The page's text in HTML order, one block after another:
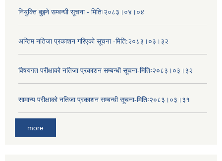
नियुक्ति बुझ्ने सम्बन्धी सूचना - मितिः२०८३।०४।०४
अन्तिम नतिजा प्रकाशन गरिएको सूचना -मिति:२०८३।०३।३२
विषयगत परीक्षाको नतिजा प्रकाशन सम्बन्धी सूचना-मितिः२०८३।०३।३२
सामान्य परीक्षाको नतिजा प्रकाशन सम्बन्धी सूचना-मितिः२०८३।०३।३१
more